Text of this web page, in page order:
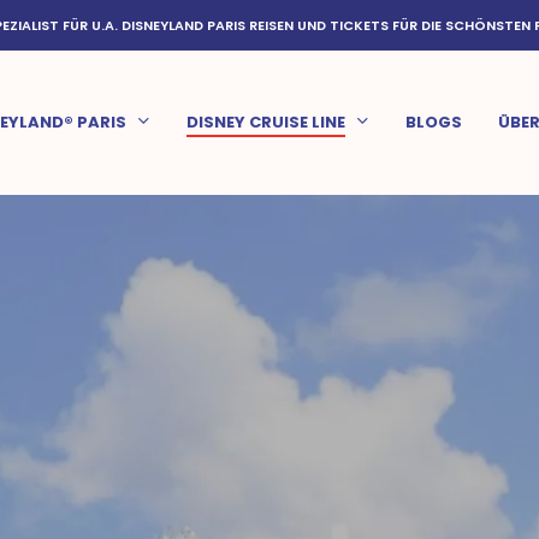
FÜR U.A. DISNEYLAND PARIS REISEN UND TICKETS FÜR DIE SCHÖNSTEN
PARIS DISNEY CRUISE LINE BLOGS